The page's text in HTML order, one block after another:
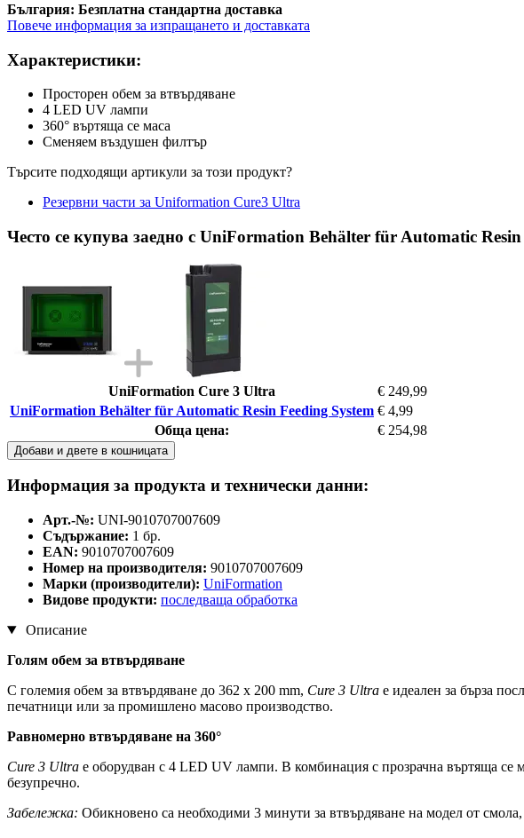
България: Безплатна стандартна доставка
Повече информация за изпращането и доставката
Характеристики:
Просторен обем за втвърдяване
4 LED UV лампи
360° въртяща се маса
Сменяем въздушен филтър
Търсите подходящи артикули за този продукт?
Резервни части за Uniformation Cure3 Ultra
Често се купува заедно с UniFormation Behälter für Automatic Resin
UniFormation Cure 3 Ultra
€ 249,99
UniFormation Behälter für Automatic Resin Feeding System € 4,99
Обща цена:
€ 254,98
Добави и двете в кошницата
Информация за продукта и технически данни:
Арт.-№: UNI-9010707007609
Съдържание: 1 бр.
EAN: 9010707007609
Номер на производителя: 9010707007609
Марки (производители): UniFormation
Видове продукти: последваща обработка
Описание
Голям обем за втвърдяване
С големия обем за втвърдяване до 362 x 200 mm, Cure 3 Ultra е идеален за бърза
печатници или за промишлено масово производство.
Равномерно втвърдяване на 360°
Cure 3 Ultra е оборудван с 4 LED UV лампи. В комбинация с прозрачна въртяща се
безупречно.
Забележка: Обикновено са необходими 3 минути за втвърдяване на модел от